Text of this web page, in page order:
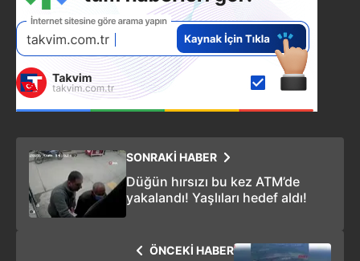
SONRAKİ HABER
Düğün hırsızı bu kez ATM’de
yakalandı! Yaşlıları hedef aldı!
ÖNCEKİ HABER